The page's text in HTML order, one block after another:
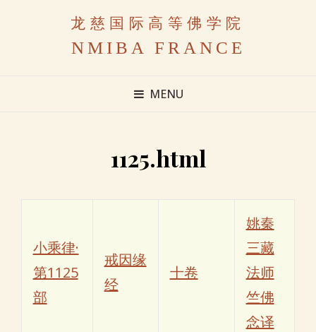
龙慈国际高等佛学院
NMIBA FRANCE
MENU
1125.html
小乘律·
第1125
部
戒因缘
经
十卷
姚秦
三藏
法师
竺佛
念译